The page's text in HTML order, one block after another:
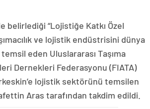
belirlediği “Lojistiğe Katkı Özel
ve lojistik endüstrisini dünya
temsil eden Uluslararası Taşıma
Dernekleri Federasyonu (FIATA)
lojistik sektörünü temsilen
Aras tarafından takdim edildi.